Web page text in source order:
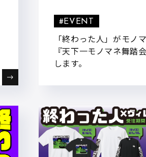
「終わった人」がモノ
『天下一モノマネ舞踏
します。
#EVENT